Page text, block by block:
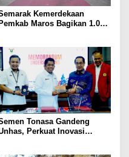
Kemerdekaan
Maros Bagikan 1.000
Tonasa Gandeng
Perkuat Inovasi